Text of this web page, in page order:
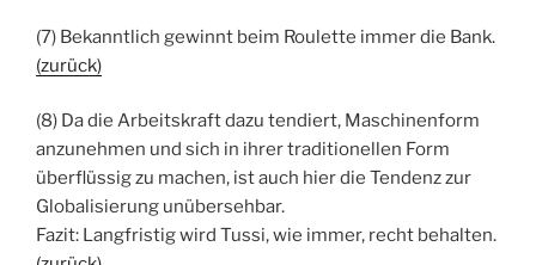
(7) Bekanntlich gewinnt beim Roulette immer die Bank.
(zurück)
(8) Da die Arbeitskraft dazu tendiert, Maschinenform
anzunehmen und sich in ihrer traditionellen Form
überflüssig zu machen, ist auch hier die Tendenz zur
Globalisierung unübersehbar.
Fazit: Langfristig wird Tussi, wie immer, recht behalten.